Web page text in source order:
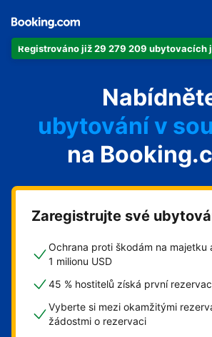
Registrováno již 29 279 209 ubytovacích
svůj byt
svůj hotel
ubytování v
svůj
svou
na
Zaregistrujte své
Ochrana proti škodám na majetku
1 milionu USD
45 % hostitelů získá první
Vyberte si mezi okamžitými
žádostmi o rezervaci